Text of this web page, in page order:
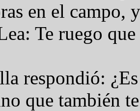
en el campo,
Te ruego
respondió:
que también